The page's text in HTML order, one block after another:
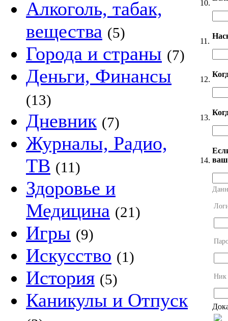
Алкоголь, табак,
вещества (5)
Города и страны (7)
Деньги, Финансы
(13)
Дневник (7)
Журналы, Радио,
ТВ (11)
Здоровье и
Медицина (21)
Игры (9)
Искусство (1)
История (5)
Каникулы и Отпуск
10.
11.
12.
13.
14.
Ник